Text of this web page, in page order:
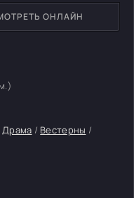
Драма / Вестерны /
ОНЛАЙН